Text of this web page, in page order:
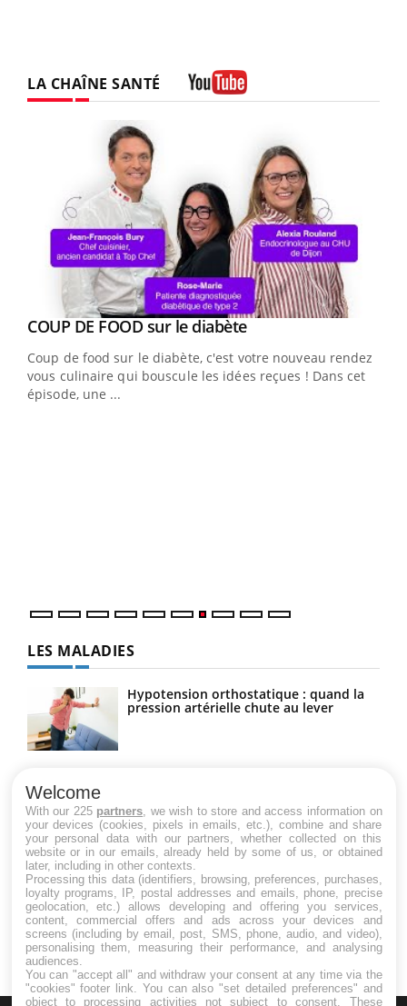
LA CHAÎNE SANTÉ
Youtube
COUP DE FOOD sur le diabèteYoutube
Coup de food sur le diabète, c'est votre nouveau rendez-
vous culinaire qui bouscule les idées reçues ! Dans cet
épisode, une ...
LES MALADIES
Hypotension orthostatique : quand la
pression artérielle chute au lever
Maladie de Charcot (Sclérose latérale
amyotrophique)
Welcome
With our 225 partners , we wish to store and access information on
your devices (cookies, pixels in emails, etc.), combine and share
your personal data with our partners, whether collected on this
website or in our emails, already held by some of us, or obtained
later, including in other contexts.
Processing this data (identifiers, browsing, preferences, purchases,
loyalty programs, IP, postal addresses and emails, phone, precise
geolocation, etc.) allows developing and offering you services,
content, commercial offers and ads across your devices and
screens (including by email, post, SMS, phone, audio, and video),
personalising them, measuring their performance, and analysing
audiences.
You can "accept all" and withdraw your consent at any time via the
"cookies" footer link . You can also "set detailed preferences" and
object to processing activities not subject to consent. These